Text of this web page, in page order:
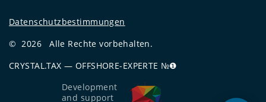
Datenschutzbestimmungen
© 2026
Alle Rechte vorbehalten.
CRYSTAL.TAX — OFFSHORE-EXPERTE №❶
Development
and support